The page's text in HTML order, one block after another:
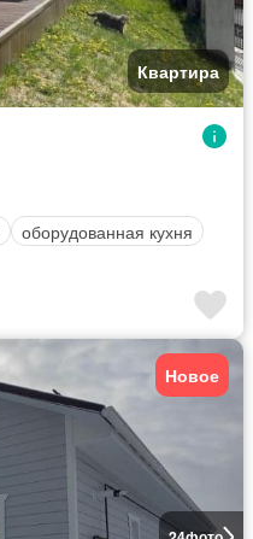
Квартира
оборудованная кухня
Новое